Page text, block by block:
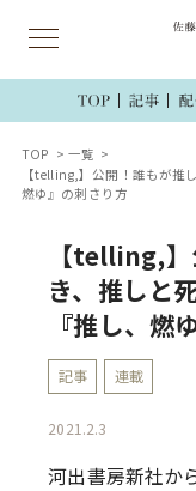
TOP
一覧
【telling,】公開！誰もが推
燃ゆ』の刺さり方
【telling,
き、推しと
『推し、燃
記事 連載
2021.2.3
河出書房新社か